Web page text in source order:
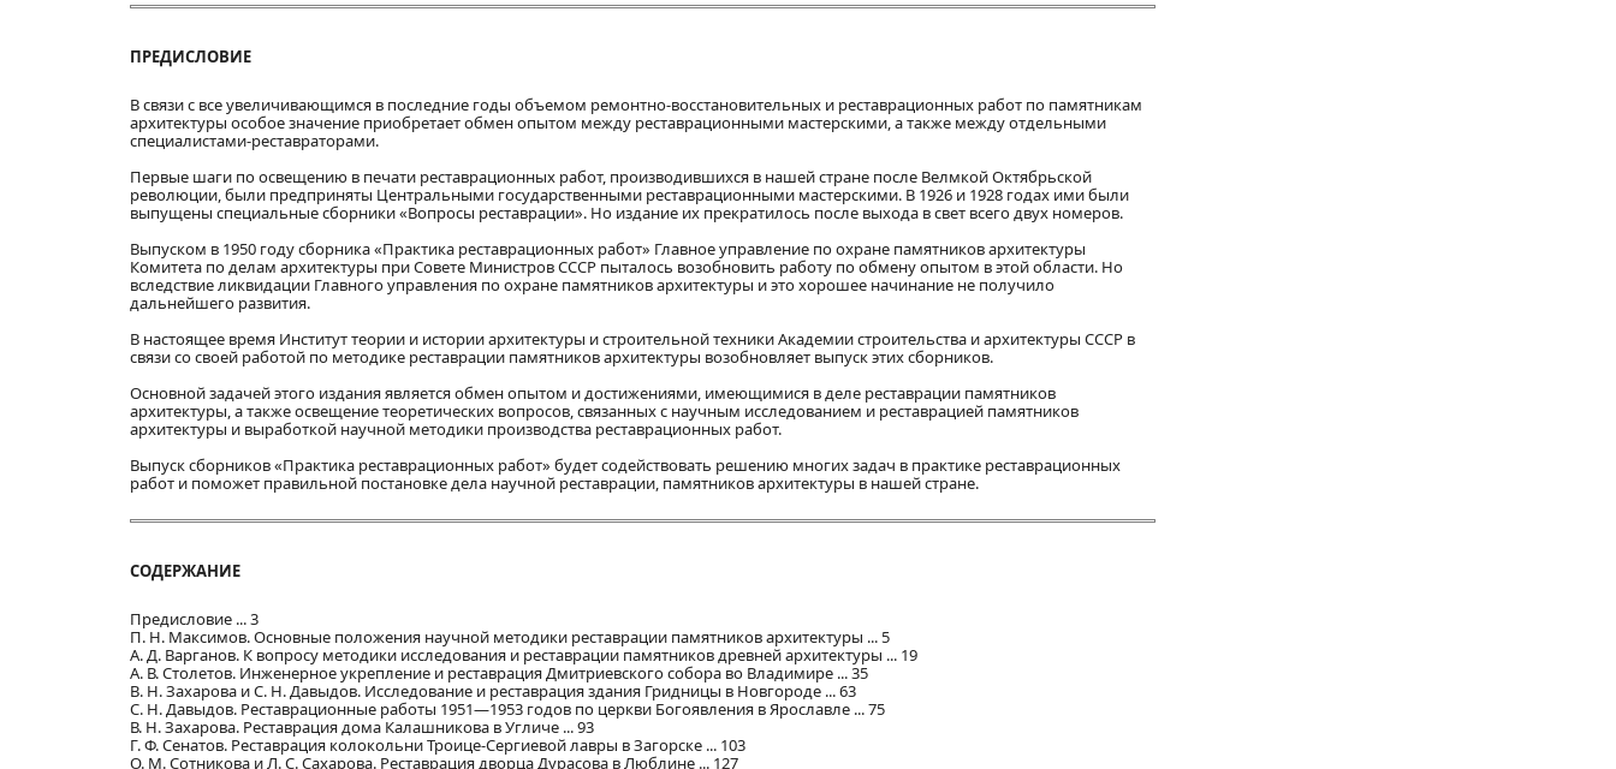
ПРЕДИСЛОВИЕ
В связи с все увеличивающимся в последние годы объемом ремонтно-восстановительных и реставрационных работ по памятникам
архитектуры особое значение приобретает обмен опытом между реставрационными мастерскими, а также между отдельными
специалистами-реставраторами.
Первые шаги по освещению в печати реставрационных работ, производившихся в нашей стране после Велмкой Октябрьской
революции, были предприняты Центральными государственными реставрационными мастерскими. В 1926 и 1928 годах ими были
выпущены специальные сборники «Вопросы реставрации». Но издание их прекратилось после выхода в свет всего двух номеров.
Выпуском в 1950 году сборника «Практика реставрационных работ» Главное управление по охране памятников архитектуры
Комитета по делам архитектуры при Совете Министров СССР пыталось возобновить работу по обмену опытом в этой области. Но
вследствие ликвидации Главного управления по охране памятников архитектуры и это хорошее начинание не получило
дальнейшего развития.
В настоящее время Институт теории и истории архитектуры и строительной техники Академии строительства и архитектуры СССР в
связи со своей работой по методике реставрации памятников архитектуры возобновляет выпуск этих сборников.
Основной задачей этого издания является обмен опытом и достижениями, имеющимися в деле реставрации памятников
архитектуры, а также освещение теоретических вопросов, связанных с научным исследованием и реставрацией памятников
архитектуры и выработкой научной методики производства реставрационных работ.
Выпуск сборников «Практика реставрационных работ» будет содействовать решению многих задач в практике реставрационных
работ и поможет правильной постановке дела научной реставрации, памятников архитектуры в нашей стране.
СОДЕРЖАНИЕ
Предисловие ... 3
П. Н. Максимов. Основные положения научной методики реставрации памятников архитектуры ... 5
А. Д. Варганов. К вопросу методики исследования и реставрации памятников древней архитектуры ... 19
A. В. Столетов. Инженерное укрепление и реставрация Дмитриевского собора во Владимире ... 35
B. Н. Захарова и С. Н. Давыдов. Исследование и реставрация здания Гридницы в Новгороде ... 63
C. Н. Давыдов. Реставрационные работы 1951—1953 годов по церкви Богоявления в Ярославле ... 75
В. Н. Захарова. Реставрация дома Калашникова в Угличе ... 93
Г. Ф. Сенатов. Реставрация колокольни Троице-Сергиевой лавры в Загорске ... 103
О. М. Сотникова и Л. С. Сахарова. Реставрация дворца Дурасова в Люблине ... 127